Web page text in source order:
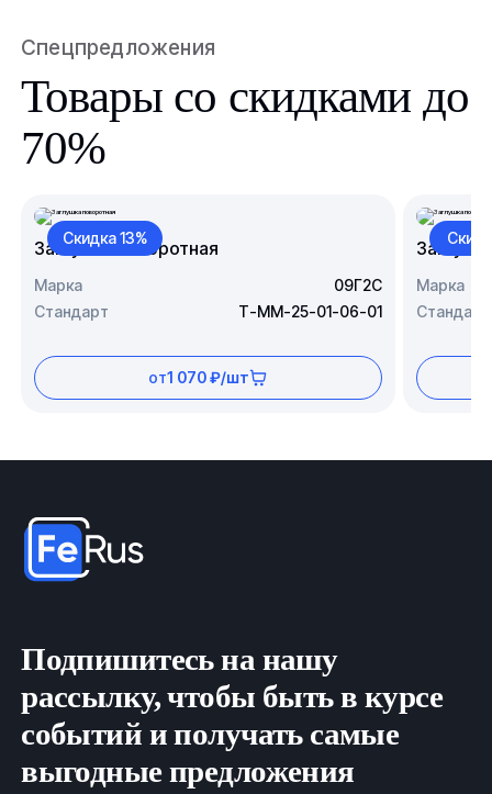
Спецпредложения
Товары со скидками до
70%
Скидка 13%
Заглушка поворотная
Марка
09Г2С
Стандарт
Т-ММ-25-01-06-01
от1 070 ₽/шт
Марка
Стандарт
Подпишитесь на нашу
рассылку, чтобы быть в курсе
событий и получать самые
выгодные предложения